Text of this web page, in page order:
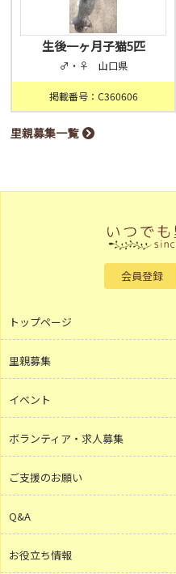
生後一ヶ月子猫5匹
♂・♀ 山口県
掲載番号：C360606
里親募集一覧
会員登録
トップページ
里親募集
イベント
ボランティア・求人募集
ご支援のお願い
Q&A
お役立ち情報